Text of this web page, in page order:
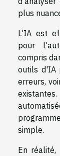
plus
L'IA est
pour
compris
outils d'IA
erreurs,
simple.
En